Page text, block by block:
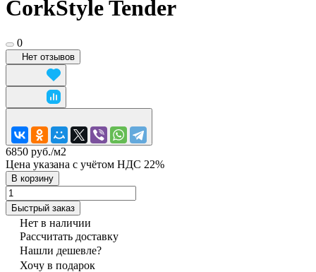
CorkStyle Tender
0
Нет отзывов
6850 руб./м2
Цена указана с учётом НДС 22%
В корзину
Быстрый заказ
Нет в наличии
Рассчитать доставку
Нашли дешевле?
Хочу в подарок